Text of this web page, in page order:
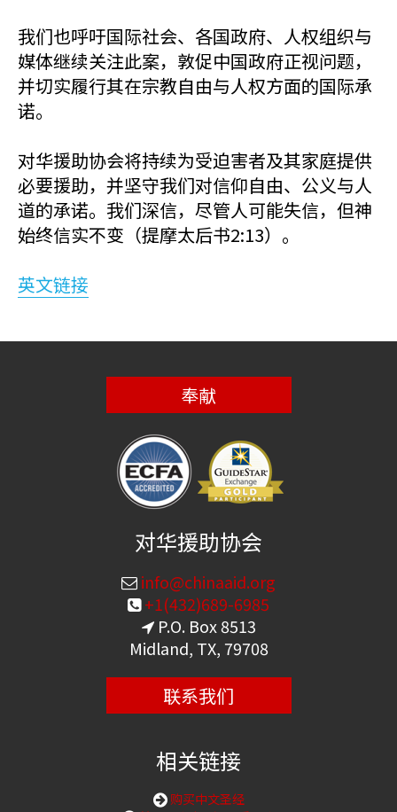
我们也呼吁国际社会、各国政府、人权组织与
媒体继续关注此案，敦促中国政府正视问题，
并切实履行其在宗教自由与人权方面的国际承
诺。
对华援助协会将持续为受迫害者及其家庭提供
必要援助，并坚守我们对信仰自由、公义与人
道的承诺。我们深信，尽管人可能失信，但神
始终信实不变（提摩太后书2:13）。
英文链接
奉献
对华援助协会
info@chinaaid.org
+1(432)689-6985
P.O. Box 8513
Midland, TX, 79708
联系我们
相关链接
购买中文圣经